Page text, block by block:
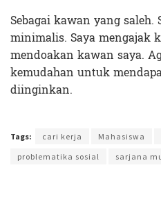
Sebagai kawan yang saleh.
minimalis. Saya mengajak
mendoakan kawan saya.
kemudahan untuk
diinginkan.
Tags: cari kerja Mahasiswa
problematika sosial
sarjana